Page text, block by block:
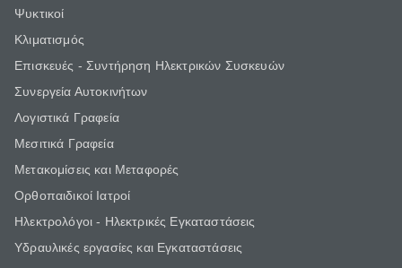
Ψυκτικοί
Κλιματισμός
Επισκευές - Συντήρηση Ηλεκτρικών Συσκευών
Συνεργεία Αυτοκινήτων
Λογιστικά Γραφεία
Μεσιτικά Γραφεία
Μετακομίσεις και Μεταφορές
Ορθοπαιδικοί Ιατροί
Ηλεκτρολόγοι - Ηλεκτρικές Εγκαταστάσεις
Υδραυλικές εργασίες και Εγκαταστάσεις